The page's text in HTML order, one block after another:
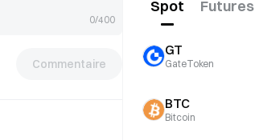
0/400
Commentaire
Spot Futures
GT
GateToken
BTC
Bitcoin